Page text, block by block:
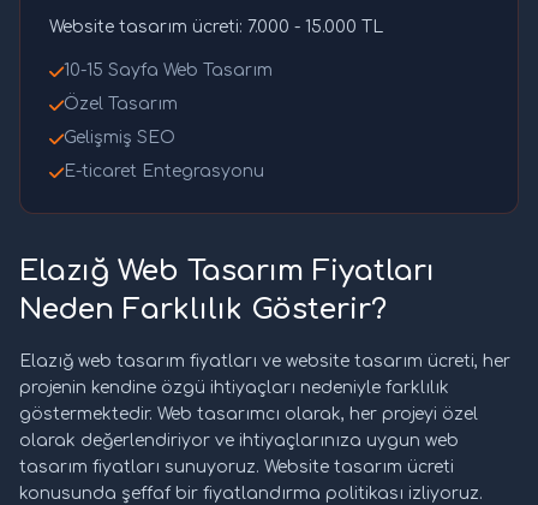
Website tasarım ücreti: 7.000 - 15.000 TL
10-15 Sayfa Web Tasarım
Özel Tasarım
Gelişmiş SEO
E-ticaret Entegrasyonu
Elazığ Web Tasarım Fiyatları
Neden Farklılık Gösterir?
Elazığ web tasarım fiyatları ve website tasarım ücreti, her
projenin kendine özgü ihtiyaçları nedeniyle farklılık
göstermektedir. Web tasarımcı olarak, her projeyi özel
olarak değerlendiriyor ve ihtiyaçlarınıza uygun web
tasarım fiyatları sunuyoruz. Website tasarım ücreti
konusunda şeffaf bir fiyatlandırma politikası izliyoruz.